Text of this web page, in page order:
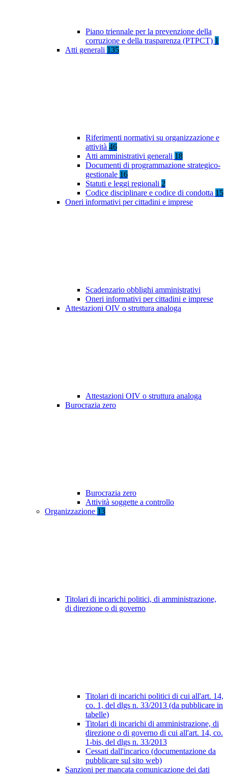
Piano triennale per la prevenzione della
corruzione e della trasparenza (PTPCT) 1
Atti generali 135
Riferimenti normativi su organizzazione e
attività 46
Atti amministrativi generali 18
Documenti di programmazione strategico-
gestionale 16
Statuti e leggi regionali 2
Codice disciplinare e codice di condotta 15
Oneri informativi per cittadini e imprese
Scadenzario obblighi amministrativi
Oneri informativi per cittadini e imprese
Attestazioni OIV o struttura analoga
Attestazioni OIV o struttura analoga
Burocrazia zero
Burocrazia zero
Attività soggette a controllo
Organizzazione 13
Titolari di incarichi politici, di amministrazione,
di direzione o di governo
Titolari di incarichi politici di cui all'art. 14,
co. 1, del dlgs n. 33/2013 (da pubblicare in
tabelle)
Titolari di incarichi di amministrazione, di
direzione o di governo di cui all'art. 14, co.
1-bis, del dlgs n. 33/2013
Cessati dall'incarico (documentazione da
pubblicare sul sito web)
Sanzioni per mancata comunicazione dei dati